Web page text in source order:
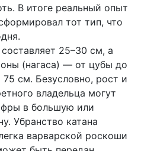
В итоге реальный опыт
тот тип, что
25–30 см, а
(нагаса) — от цубы до
см. Безусловно, рост и
владельца могут
в большую или
Убранство катана
варварской роскоши